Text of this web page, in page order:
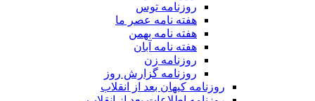
روزنامه توس
هفته نامه عصر ما
هفته نامه بهمن
هفته نامه آبان
روزنامه زن
روزنامه گزارش روز
روزنامه کیهان بعد از انقلاب